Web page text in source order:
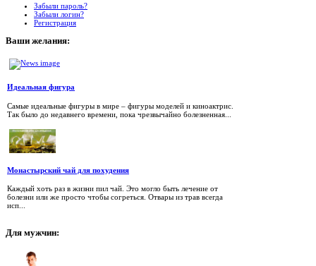
Забыли пароль?
Забыли логин?
Регистрация
Ваши желания:
Идеальная фигура
Самые идеальные фигуры в мире – фигуры моделей и киноактрис.
Так было до недавнего времени, пока чрезвычайно болезненная...
Монастырский чай для похудения
Каждый хоть раз в жизни пил чай. Это могло быть лечение от
болезни или же просто чтобы согреться. Отвары из трав всегда
исп...
Для мужчин: